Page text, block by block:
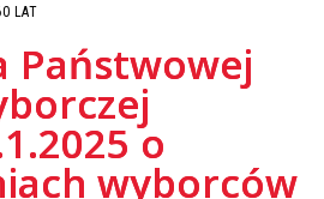
LAT
Państwowej
o
wyborców